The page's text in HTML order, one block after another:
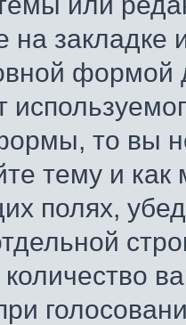
на
формой
то вы
тему и
полях,